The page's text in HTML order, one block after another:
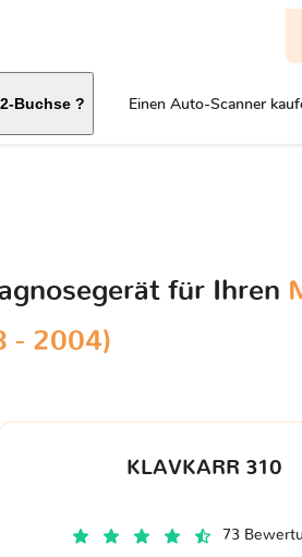
Buchse ? Einen Auto-Scanner
für Ihren
- 2004)
KLAVKARR 310
73